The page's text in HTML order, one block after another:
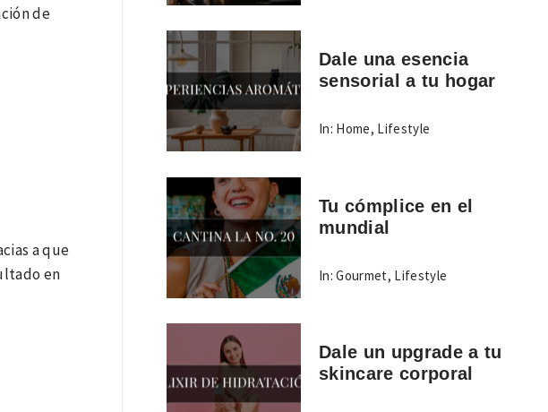
de
a que
en
Dale una esencia
sensorial a tu hogar
In: Home, Lifestyle
Tu cómplice en el
mundial
In: Gourmet, Lifestyle
Dale un upgrade a tu
skincare corporal